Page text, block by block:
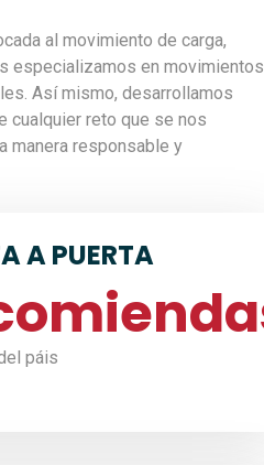
al movimiento de carga,
especializamos en movimientos
Así mismo, desarrollamos
cualquier reto que se nos
manera responsable y
A PUERTA
páis